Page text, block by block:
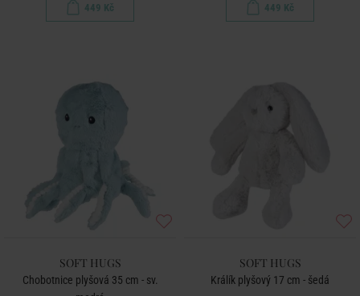
449 Kč 449 Kč
SOFT HUGS
Chobotnice plyšová 35 cm - sv.
SOFT HUGS
Králík plyšový 17 cm - šedá